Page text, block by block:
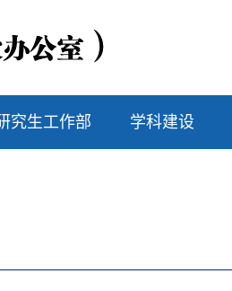
究生工作部 学科建设